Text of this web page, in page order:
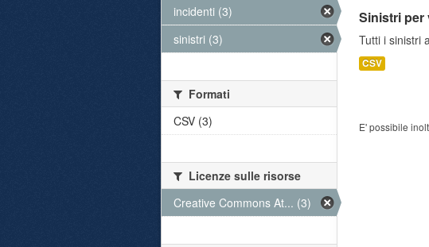
Sinistri per
Tutti i sinistri
CSV
E' possibile
incidenti (3)
sinistri (3)
Formati
CSV (3)
Licenze sulle risorse
Creative Commons At... (3)